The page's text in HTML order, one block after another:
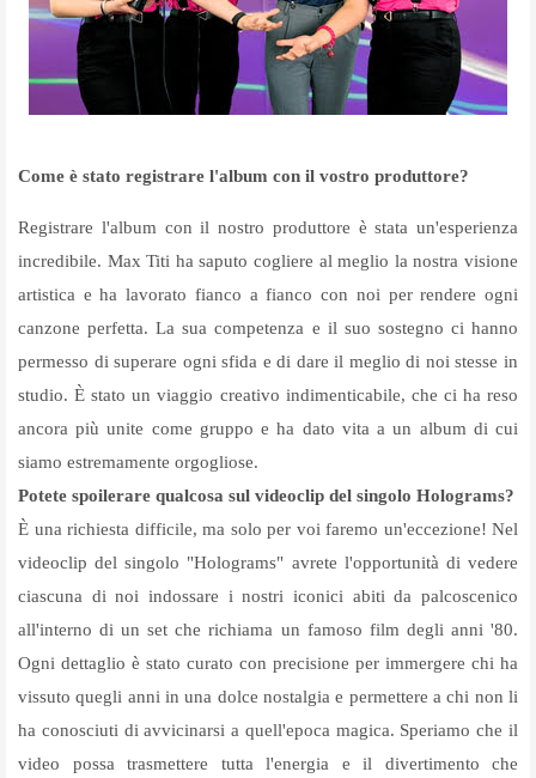
Come è stato registrare l'album con il vostro produttore?
Registrare l'album con il nostro produttore è stata un'esperienza
incredibile. Max Titi ha saputo cogliere al meglio la nostra visione
artistica e ha lavorato fianco a fianco con noi per rendere ogni
canzone perfetta. La sua competenza e il suo sostegno ci hanno
permesso di superare ogni sfida e di dare il meglio di noi stesse in
studio. È stato un viaggio creativo indimenticabile, che ci ha reso
ancora più unite come gruppo e ha dato vita a un album di cui
siamo estremamente orgogliose.
Potete spoilerare qualcosa sul videoclip del singolo Holograms?
È una richiesta difficile, ma solo per voi faremo un'eccezione! Nel
videoclip del singolo "Holograms" avrete l'opportunità di vedere
ciascuna di noi indossare i nostri iconici abiti da palcoscenico
all'interno di un set che richiama un famoso film degli anni '80.
Ogni dettaglio è stato curato con precisione per immergere chi ha
vissuto quegli anni in una dolce nostalgia e permettere a chi non li
ha conosciuti di avvicinarsi a quell'epoca magica. Speriamo che il
video possa trasmettere tutta l'energia e il divertimento che